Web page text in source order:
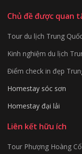
Chủ đề được quan
Tour du lịch Trung
Kinh nghiệm du lịch
Điểm check in đẹp
Homestay sóc sơn
Homestay đại lải
Liên kết hữu ích
Tour Phượng Hoàng